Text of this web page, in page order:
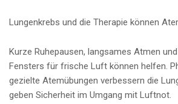
Lungenkrebs und die Therapie können
Kurze Ruhepausen, langsames Atmen
Fensters für frische Luft können helfen.
gezielte Atemübungen verbessern die
geben Sicherheit im Umgang mit Luftnot.